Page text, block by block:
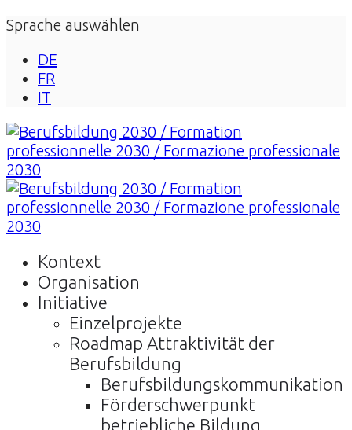
Sprache auswählen
DE
FR
IT
Kontext
Organisation
Initiative
Einzelprojekte
Roadmap Attraktivität der
Berufsbildung
Berufsbildungskommunikation
Förderschwerpunkt
betriebliche Bildung